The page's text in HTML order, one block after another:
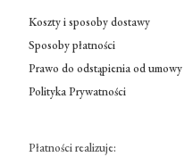
Koszty i sposoby dostawy
Sposoby płatności
Prawo do odstąpienia od umowy
Polityka Prywatności
Płatności realizuje: